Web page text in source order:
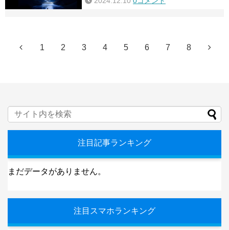
1 2 3 4 5 6 7 8
注目記事ランキング
まだデータがありません。
注目スマホランキング